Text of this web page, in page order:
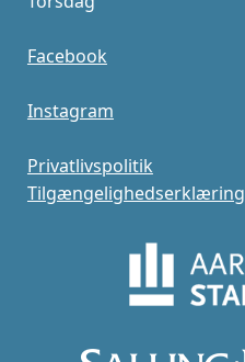
Facebook
Instagram
Privatlivspolitik
Tilgængelighedserklæring